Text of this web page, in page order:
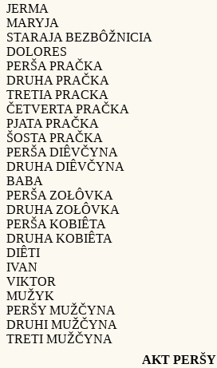
JERMA
MARYJA
STARAJA BEZBÔŽNICIA
DOLORES
PERŠA PRAČKA
DRUHA PRAČKA
TRETIA PRACKA
ČETVERTA PRAČKA
PJATA PRAČKA
ŠOSTA PRAČKA
PERŠA DIÊVČYNA
DRUHA DIÊVČYNA
BABA
PERŠA ZOŁÔVKA
DRUHA ZOŁÔVKA
PERŠA KOBIÊTA
DRUHA KOBIÊTA
DIÊTI
IVAN
VIKTOR
MUŽYK
PERŠY MUŽČYNA
DRUHI MUŽČYNA
TRETI MUŽČYNA
AKT PERŠY